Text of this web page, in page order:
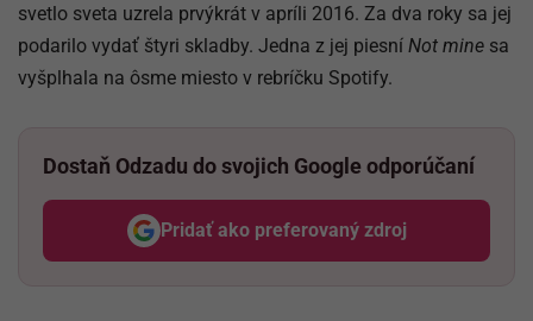
svetlo sveta uzrela prvýkrát v apríli 2016. Za dva roky sa jej
podarilo vydať štyri skladby. Jedna z jej piesní Not mine sa
vyšplhala na ôsme miesto v rebríčku Spotify.
Dostaň Odzadu do svojich Google odporúčaní
Pridať ako preferovaný zdroj
Odzadu, odkaz sa otvorí v